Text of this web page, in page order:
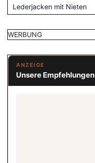
Lederjacken mit Nieten
WERBUNG
ANZEIGE
Unsere Empfehlungen